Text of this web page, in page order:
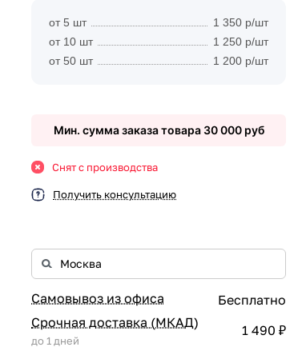
от 5 шт
1 350 р/шт
от 10 шт
1 250 р/шт
от 50 шт
1 200 р/шт
Мин. сумма заказа товара 30 000 руб
Снят с производства
Получить консультацию
Самовывоз из офиса
Бесплатно
Срочная доставка (МКАД)
до 1 дней
1 490 ₽